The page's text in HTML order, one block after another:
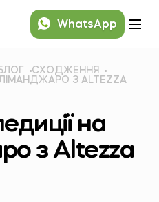
WhatsApp
СХОДЖЕННЯ
З ALTEZZA
на
з Altezza